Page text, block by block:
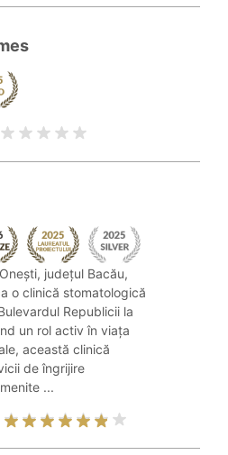
județul Bacău,
o clinică stomatologică
Republicii la
un rol activ în viața
această clinică
de îngrijire
...